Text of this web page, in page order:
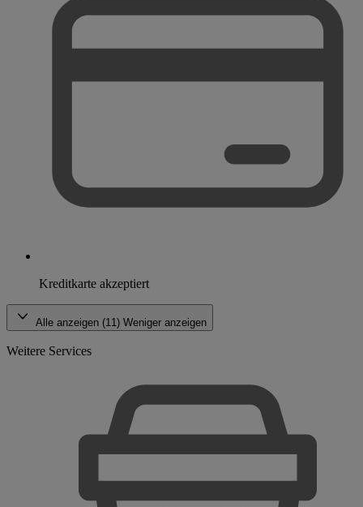
Kreditkarte akzeptiert
Alle anzeigen (11) Weniger anzeigen
Weitere Services